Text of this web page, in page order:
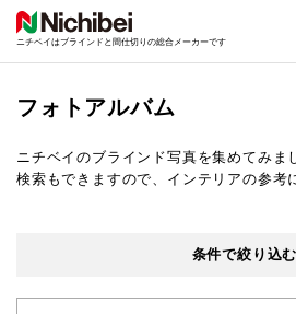
ニチベイはブラインドと間仕切りの総合メーカーです
フォトアルバム
ニチベイのブラインド写真を集めてみま
検索もできますので、インテリアの参考
条件で絞り込む